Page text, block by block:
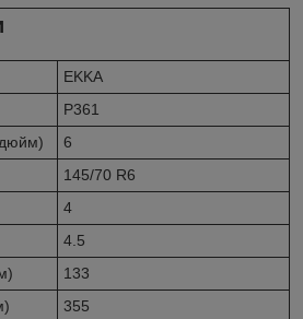
EKKA
P361
6
145/70 R6
4
4.5
133
355